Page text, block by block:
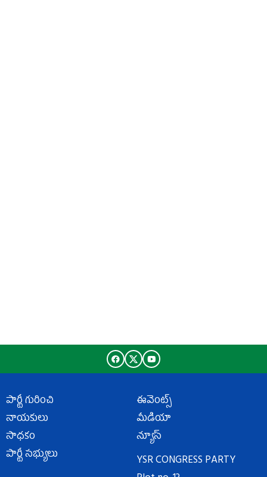
పార్టీ గురించి
నాయకులు
సాధకం
పార్టీ సభ్యులు
ఈవెంట్స్
మీడియా
న్యూస్
YSR CONGRESS PARTY